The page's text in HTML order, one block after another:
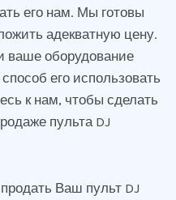
его нам. Мы готовы
адекватную цену.
ваше оборудование
его использовать
к нам, чтобы сделать
пульта DJ
Ваш пульт DJ